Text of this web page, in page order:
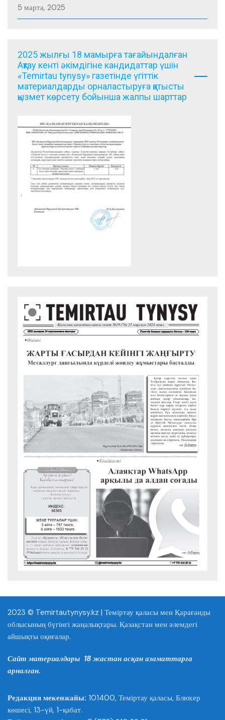
5 марта, 2025
2025 жылғы 18 мамырға тағайындалған
Ақтау кенті әкімдігіне кандидаттар үшін
«Temirtau tynysy» газетінде үгіттік
материалдарды орналастыруға қатысты
қызмет көрсету бойынша жалпы шарттар
2023 © Temirtautynysy.kz | Теміртау қаласы мен Қарағанды
облысының бүгінгі жаңалықтары. Қазақстан мен әлемдегі
айшықты оқиғалар.
Сайт материалдары 18 жастан асқан азаматтарға
арналған.
Редакция мекенжайы: 101400, Теміртау қаласы, Блюхер
көшесі, 13-үй, 1-қабат.